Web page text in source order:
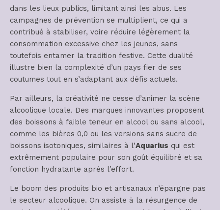
dans les lieux publics, limitant ainsi les abus. Les
campagnes de prévention se multiplient, ce qui a
contribué à stabiliser, voire réduire légèrement la
consommation excessive chez les jeunes, sans
toutefois entamer la tradition festive. Cette dualité
illustre bien la complexité d’un pays fier de ses
coutumes tout en s’adaptant aux défis actuels.
Par ailleurs, la créativité ne cesse d’animer la scène
alcoolique locale. Des marques innovantes proposent
des boissons à faible teneur en alcool ou sans alcool,
comme les bières 0,0 ou les versions sans sucre de
boissons isotoniques, similaires à l’Aquarius qui est
extrêmement populaire pour son goût équilibré et sa
fonction hydratante après l’effort.
Le boom des produits bio et artisanaux n’épargne pas
le secteur alcoolique. On assiste à la résurgence de